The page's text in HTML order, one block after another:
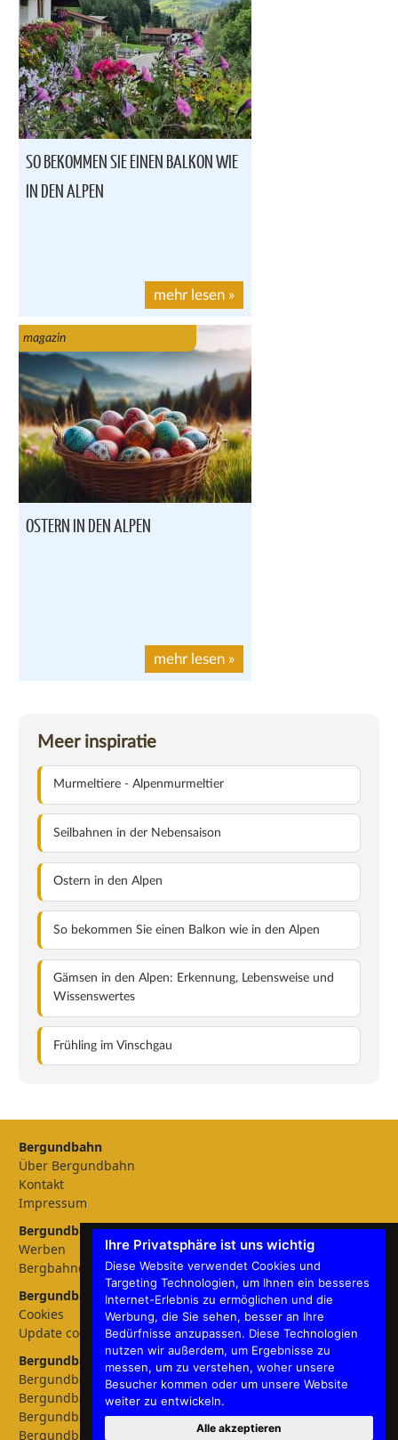
Ihre Privatsphäre ist uns wichtig
Diese Website verwendet Cookies und
Targeting Technologien, um Ihnen ein besseres
Internet-Erlebnis zu ermöglichen und die
Werbung, die Sie sehen, besser an Ihre
Bedürfnisse anzupassen. Diese Technologien
nutzen wir außerdem, um Ergebnisse zu
messen, um zu verstehen, woher unsere
Besucher kommen oder um unsere Website
weiter zu entwickeln.
Alle akzeptieren
SO BEKOMMEN SIE EINEN BALKON WIE
IN DEN ALPEN
mehr lesen »
magazin
OSTERN IN DEN ALPEN
mehr lesen »
Meer inspiratie
Murmeltiere - Alpenmurmeltier
Seilbahnen in der Nebensaison
Ostern in den Alpen
So bekommen Sie einen Balkon wie in den Alpen
Gämsen in den Alpen: Erkennung, Lebensweise und
Wissenswertes
Frühling im Vinschgau
Bergundbahn
Über Bergundbahn
Kontakt
Impressum
Bergundbahn Magazin
Werben
Bergbahnen
Bergundbahn Einstellungen
Cookies
Update cookies preferences
Bergundbahn - Sprachen
Bergundbahn Deutschland
Bergundbahn Österreich
Bergundbahn Nederland
Bergundbahn België